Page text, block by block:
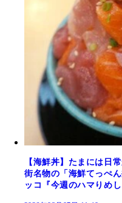
【海鮮丼】たまには日
街名物の「海鮮てっぺ
ッコ『今週のハマりめ